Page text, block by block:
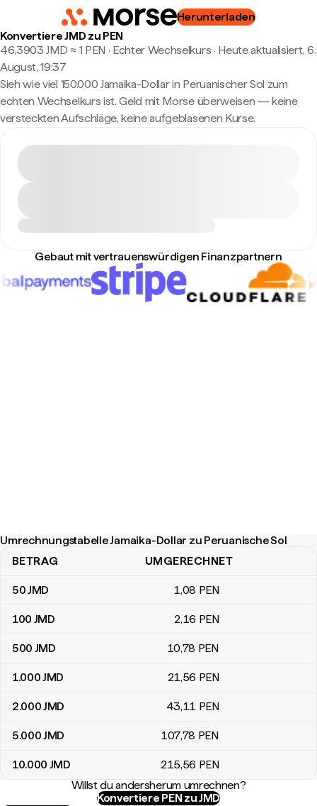
Herunterladen
Konvertiere JMD zu PEN
46,3903 JMD ≈ 1 PEN · Echter Wechselkurs · Heute aktualisiert, 6.
August, 19:37
Sieh wie viel 150.000 Jamaika-Dollar in Peruanischer Sol zum
echten Wechselkurs ist. Geld mit Morse überweisen — keine
versteckten Aufschläge, keine aufgeblasenen Kurse.
Gebaut mit vertrauenswürdigen Finanzpartnern
Umrechnungstabelle Jamaika-Dollar zu Peruanische Sol
Umrechnungstabelle Jamaika-Dollar zu Peruanische Sol
BETRAG UMGERECHNET
50JMD 1,08 PEN
100 JMD 2,16 PEN
500 JMD 10,78 PEN
1.000JMD 21,56 PEN
2.000JMD 43,11 PEN
5.000JMD 107,78 PEN
10.000 JMD 215,56 PEN
Willst du andersherum umrechnen?
Konvertiere PEN zu JMD